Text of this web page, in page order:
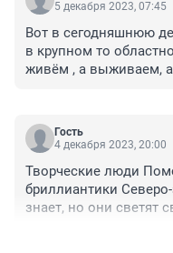
5 декабря 2023, 07:45
Вот в сегодняшнюю
в крупном то
живём , а выживаем, а
Гость
4 декабря 2023, 20:00
Творческие люди
бриллиантики
знает, но они светят